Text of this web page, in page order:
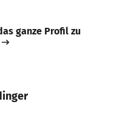
ganze Profil zu